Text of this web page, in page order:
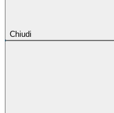
Chiudi